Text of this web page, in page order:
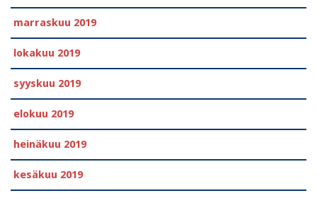
marraskuu 2019
lokakuu 2019
syyskuu 2019
elokuu 2019
heinäkuu 2019
kesäkuu 2019